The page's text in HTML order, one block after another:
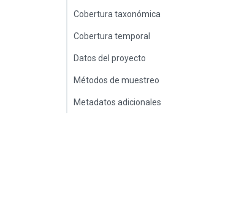
Cobertura taxonómica
Cobertura temporal
Datos del proyecto
Métodos de muestreo
Metadatos adicionales